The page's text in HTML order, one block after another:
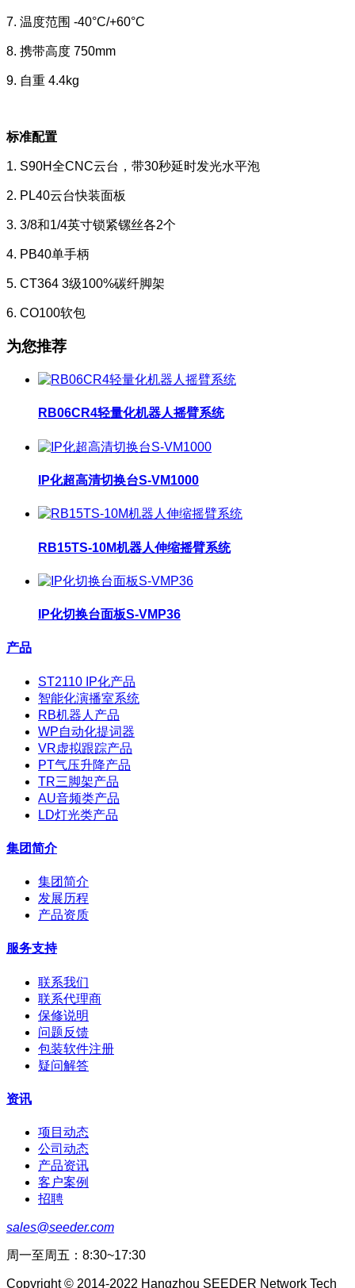
7. 温度范围 -40°C/+60°C
8. 携带高度 750mm
9. 自重 4.4kg
标准配置
1. S90H全CNC云台，带30秒延时发光水平泡
2. PL40云台快装面板
3. 3/8和1/4英寸锁紧镙丝各2个
4. PB40单手柄
5. CT364 3级100%碳纤脚架
6. CO100软包
为您推荐
RB06CR4轻量化机器人摇臂系统
IP化超高清切换台S-VM1000
RB15TS-10M机器人伸缩摇臂系统
IP化切换台面板S-VMP36
产品
ST2110 IP化产品
智能化演播室系统
RB机器人产品
WP自动化提词器
VR虚拟跟踪产品
PT气压升降产品
TR三脚架产品
AU音频类产品
LD灯光类产品
集团简介
集团简介
发展历程
产品资质
服务支持
联系我们
联系代理商
保修说明
问题反馈
包装软件注册
疑问解答
资讯
项目动态
公司动态
产品资讯
客户案例
招聘
sales@seeder.com
周一至周五：8:30~17:30
Copyright © 2014-2022 Hangzhou SEEDER Network Tech